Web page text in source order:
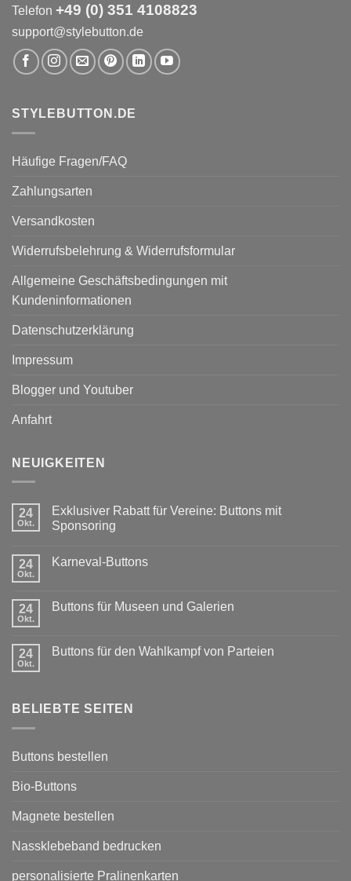
Telefon +49 (0) 351 4108823
support@stylebutton.de
STYLEBUTTON.DE
Häufige Fragen/FAQ
Zahlungsarten
Versandkosten
Widerrufsbelehrung & Widerrufsformular
Allgemeine Geschäftsbedingungen mit
Kundeninformationen
Datenschutzerklärung
Impressum
Blogger und Youtuber
Anfahrt
NEUIGKEITEN
24
Okt.
Exklusiver Rabatt für Vereine: Buttons mit
Sponsoring
zu
Vereine:
Buttons
24
Okt.
Karneval-Buttons
Karneval-
24
Okt.
Buttons für Museen und Galerien
Buttons
24
Okt.
Buttons für den Wahlkampf von Parteien
für
BELIEBTE SEITEN
Buttons bestellen
Bio-Buttons
Magnete bestellen
Nassklebeband bedrucken
personalisierte Pralinenkarten